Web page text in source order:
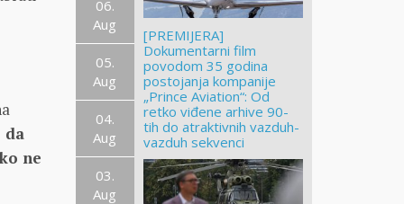
da
ne
06.
Aug
05.
Aug
04.
Aug
03.
Aug
[PREMIJERA]
Dokumentarni film
povodom 35 godina
postojanja kompanije
„Prince Aviation“: Od
retko viđene arhive 90-
tih do atraktivnih vazduh-
vazduh sekvenci